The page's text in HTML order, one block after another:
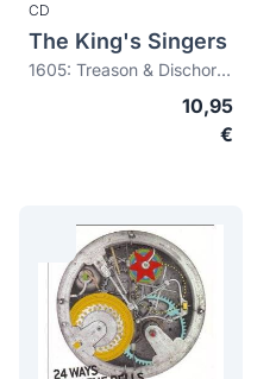
CD
The King's Singers
1605: Treason & Dischord. William Byrd and the Gunpowder Plot
10,95
€